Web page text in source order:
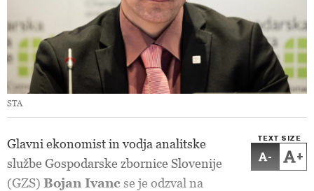
STA
TEXT SIZE
- +
Glavni ekonomist in vodja analitske
službe Gospodarske zbornice Slovenije
(GZS) Bojan Ivancse je odzval na